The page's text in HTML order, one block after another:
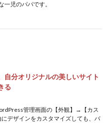
児のパパです。
自分オリジナルの美しいサイト
る
管理画面の【外観】→【カス
デザインをカスタマイズしても、バ